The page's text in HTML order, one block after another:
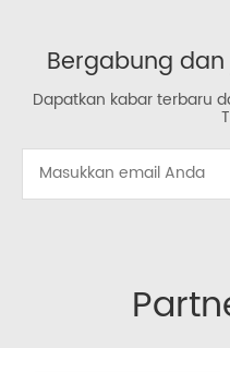
Bergabung
Dapatkan kabar terbaru